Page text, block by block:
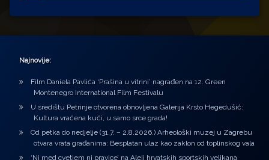
Najnovije:
Film Daniela Pavlića ‘Prašina u vitrini’ nagrađen na 12. Green
Montenegro International Film Festivalu
U središtu Petrinje otvorena obnovljena Galerija Krsto Hegedušić:
Kultura vraćena kući, u samo srce grada!
Od petka do nedjelje (31.7. – 2.8.2026.) Arheološki muzej u Zagrebu
otvara vrata građanima: Besplatan ulaz kao zaklon od toplinskog vala
‘Ni med cvetjem ni pravice’ na Aleji hrvatskih sportskih velikana